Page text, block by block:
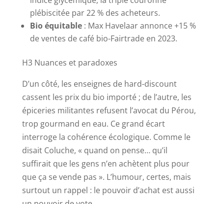
plébiscitée par 22 % des acheteurs.
Bio équitable: Max Havelaar annonce +15 %
de ventes de café bio-Fairtrade en 2023.
H3 Nuances et paradoxes
D’un côté, les enseignes de hard-discount
cassent les prix du bio importé ; de l’autre, les
épiceries militantes refusent l’avocat du Pérou,
trop gourmand en eau. Ce grand écart
interroge la cohérence écologique. Comme le
disait Coluche, « quand on pense… qu’il
suffirait que les gens n’en achètent plus pour
que ça se vende pas ». L’humour, certes, mais
surtout un rappel : le pouvoir d’achat est aussi